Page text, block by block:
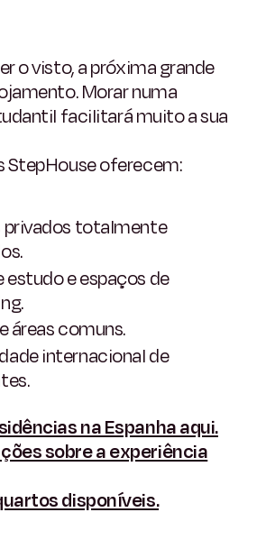
o visto, a próxima grande
Morar numa
facilitará muito a sua
StepHouse oferecem:
privados totalmente
estudo e espaços de
áreas comuns.
internacional de
na Espanha aqui.
sobre a experiência
disponíveis.